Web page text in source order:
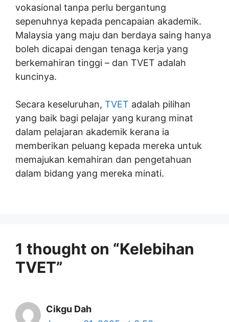
vokasional tanpa perlu bergantung
sepenuhnya kepada pencapaian akademik.
Malaysia yang maju dan berdaya saing hanya
boleh dicapai dengan tenaga kerja yang
berkemahiran tinggi – dan TVET adalah
kuncinya.
Secara keseluruhan, TVET adalah pilihan
yang baik bagi pelajar yang kurang minat
dalam pelajaran akademik kerana ia
memberikan peluang kepada mereka untuk
memajukan kemahiran dan pengetahuan
dalam bidang yang mereka minati.
1 thought on “Kelebihan
TVET”
Cikgu Dah